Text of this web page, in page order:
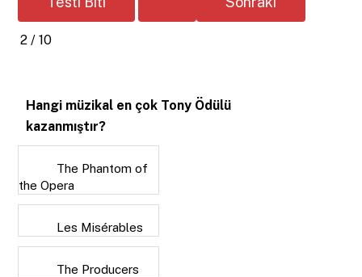
2 / 10
Hangi müzikal en çok Tony Ödülü
kazanmıştır?
The Phantom of
the Opera
Les Misérables
The Producers